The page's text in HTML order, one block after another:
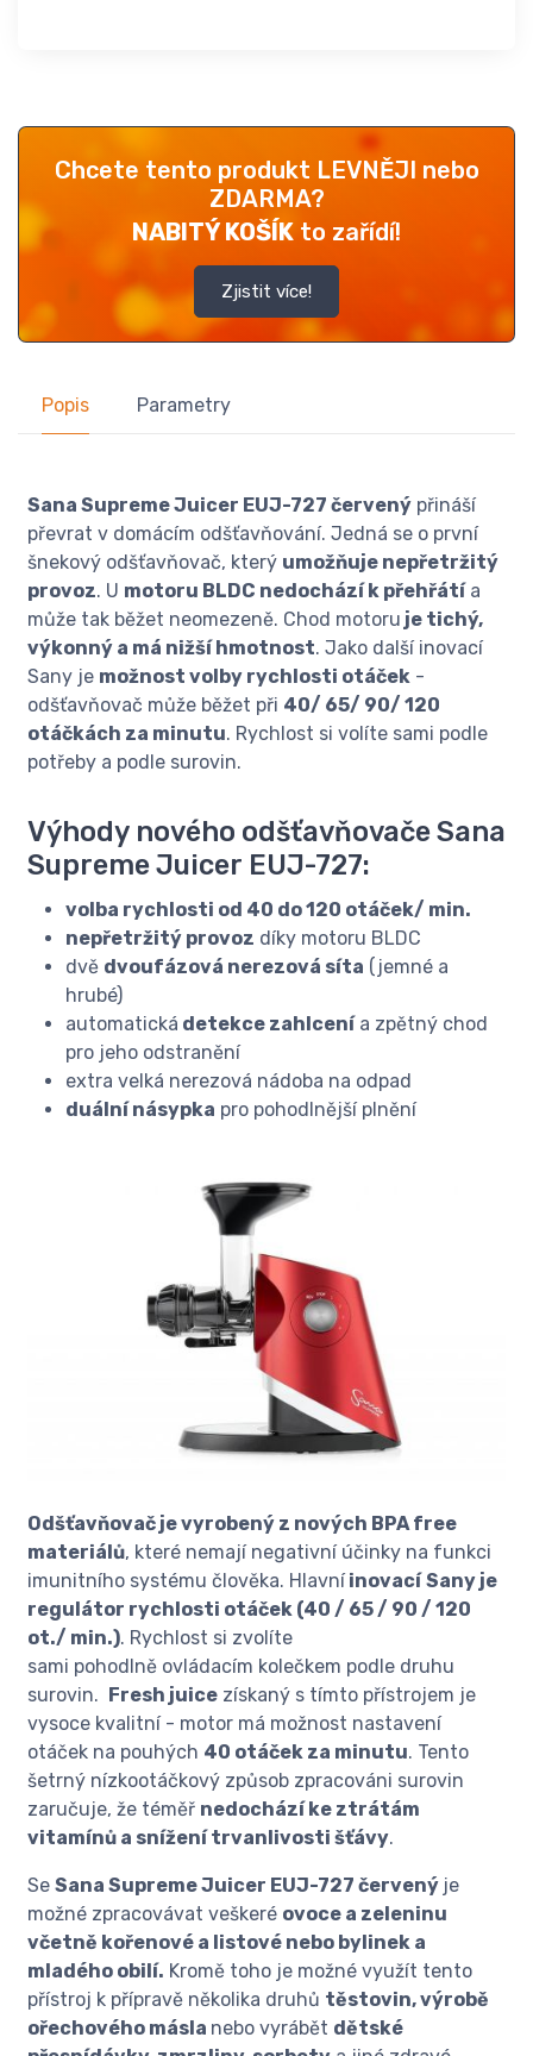
Chcete tento produkt LEVNĚJI nebo
ZDARMA?
NABITÝ KOŠÍK to zařídí!
Zjistit více!
Popis Parametry
Sana Supreme Juicer EUJ-727 červený přináší
převrat v domácím odšťavňování. Jedná se o první
šnekový odšťavňovač, který umožňuje nepřetržitý
provoz. U motoru BLDC nedochází k přehřátía
může tak běžet neomezeně. Chod motoru je tichý,
výkonný a má nižší hmotnost. Jako další inovací
Sany je možnost volby rychlosti otáček -
odšťavňovač může běžet při 40/ 65/ 90/ 120
otáčkách za minutu. Rychlost si volíte sami podle
potřeby a podle surovin.
Výhody nového odšťavňovače Sana
Supreme Juicer EUJ-727:
volba rychlosti od 40 do 120 otáček/ min.
nepřetržitý provoz díky motoru BLDC
dvě dvoufázová nerezová síta (jemné a
hrubé)
automatická detekce zahlcenía zpětný chod
pro jeho odstranění
extra velká nerezová nádoba na odpad
duální násypka pro pohodlnější plnění
Odšťavňovač je vyrobený z nových BPA free
materiálů, které nemají negativní účinky na funkci
imunitního systému člověka. Hlavníinovací Sany je
regulátor rychlosti otáček (40 / 65 / 90 / 120
ot./ min.). Rychlost si zvolíte
sami pohodlně ovládacím kolečkem podle druhu
surovin. Fresh juice získaný s tímto přístrojem je
vysoce kvalitní - motor má možnost nastavení
otáček na pouhých 40 otáček za minutu. Tento
šetrný nízkootáčkový způsob zpracováni surovin
zaručuje, že téměř nedochází ke ztrátám
vitamínů a snížení trvanlivosti šťávy.
Se Sana Supreme Juicer EUJ-727 červený je
možné zpracovávat veškeré ovoce a zeleninu
včetně kořenové a listové nebo bylinek a
mladého obilí. Kromě toho je možné využít tento
přístroj k přípravě několika druhů těstovin, výrobě
ořechového másla nebo vyrábět dětské